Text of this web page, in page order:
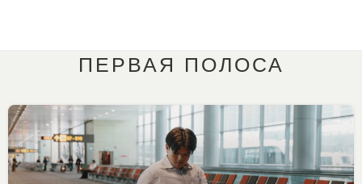
ПЕРВАЯ ПОЛОСА